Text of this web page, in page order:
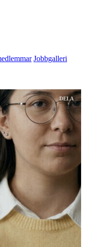
Jobbgalleri
DELA